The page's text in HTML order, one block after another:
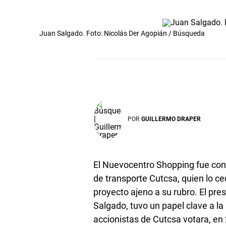
Juan Salgado. Foto: Nicolás Der Agopián / Búsqueda
POR GUILLERMO DRAPER
El Nuevocentro Shopping fue
de transporte Cutcsa, quien lo
proyecto ajeno a su rubro. El
Salgado, tuvo un papel clave a
accionistas de Cutcsa votara,